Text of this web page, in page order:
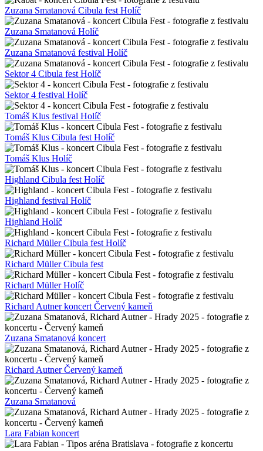
Zuzana Smatanová Cibula fest Holíč
Zuzana Smatanová Holíč
Zuzana Smatanová festival Holíč
Sektor 4 Cibula fest Holíč
Sektor 4 festival Holíč
Tomáš Klus festival Holíč
Tomáš Klus Cibula fest Holíč
Tomáš Klus Holíč
Highland Cibula fest Holíč
Highland festival Holíč
Highland Holíč
Richard Müller Cibula fest Holíč
Richard Müller Cibula fest
Richard Müller Holíč
Richard Autner koncert Červený kameň
Zuzana Smatanová koncert
Richard Autner Červený kameň
Zuzana Smatanová
Lara Fabian koncert